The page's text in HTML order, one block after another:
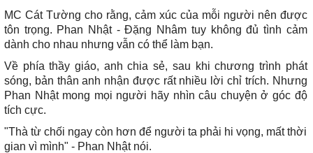
MC Cát Tường cho rằng, cảm xúc của mỗi người nên được
tôn trọng. Phan Nhật - Đặng Nhâm tuy không đủ tình cảm
dành cho nhau nhưng vẫn có thể làm bạn.
Về phía thầy giáo, anh chia sẻ, sau khi chương trình phát
sóng, bản thân anh nhận được rất nhiều lời chỉ trích. Nhưng
Phan Nhật mong mọi người hãy nhìn câu chuyện ở góc độ
tích cực.
"Thà từ chối ngay còn hơn để người ta phải hi vọng, mất thời
gian vì mình" - Phan Nhật nói.